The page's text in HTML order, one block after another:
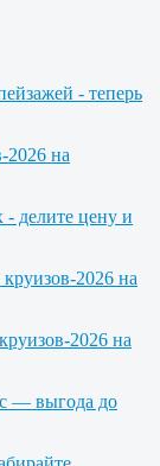
- теперь
2026 на
делите цену и
2026 на
2026 на
— выгода до